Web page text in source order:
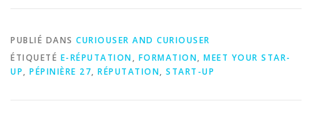
PUBLIÉ DANS CURIOUSER AND CURIOUSER
ÉTIQUETÉ E-RÉPUTATION, FORMATION, MEET YOUR STAR-
UP, PÉPINIÈRE 27, RÉPUTATION, START-UP